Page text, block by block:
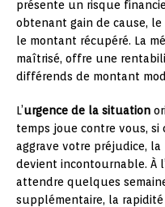
présente un risque
obtenant gain de cause,
le montant récupéré. La
maîtrisé, offre une
différends de montant
L’urgence de la situation
temps joue contre vous, si
aggrave votre préjudice,
devient incontournable. À
attendre quelques
supplémentaire, la